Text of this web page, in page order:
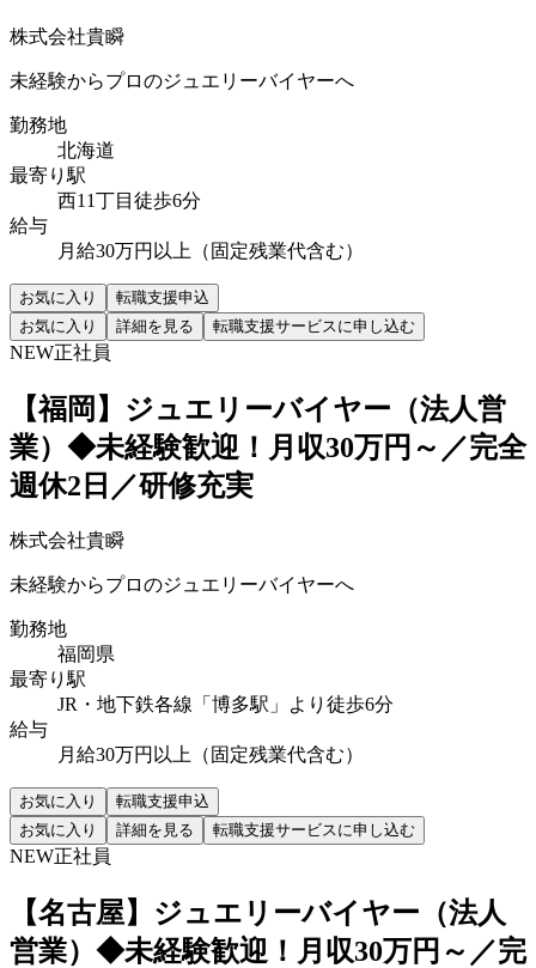
株式会社貴瞬
未経験からプロのジュエリーバイヤーへ
勤務地
北海道
最寄り駅
西11丁目徒歩6分
給与
月給30万円以上（固定残業代含む）
お気に入り
転職支援申込
お気に入り
詳細を見る 転職支援サービスに申し込む
NEW正社員
【福岡】ジュエリーバイヤー（法人営
業）◆未経験歓迎！月収30万円～／完全
週休2日／研修充実
株式会社貴瞬
未経験からプロのジュエリーバイヤーへ
勤務地
福岡県
最寄り駅
JR・地下鉄各線「博多駅」より徒歩6分
給与
月給30万円以上（固定残業代含む）
お気に入り
転職支援申込
お気に入り
詳細を見る 転職支援サービスに申し込む
NEW正社員
【名古屋】ジュエリーバイヤー（法人
営業）◆未経験歓迎！月収30万円～／完